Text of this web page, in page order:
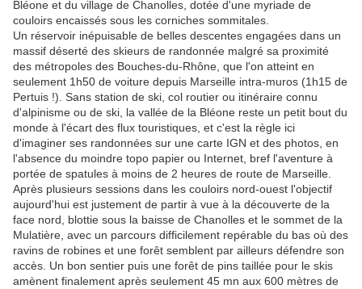
Bléone et du village de Chanolles, dotée d'une myriade de
couloirs encaissés sous les corniches sommitales.
Un réservoir inépuisable de belles descentes engagées dans un
massif déserté des skieurs de randonnée malgré sa proximité
des métropoles des Bouches-du-Rhône, que l'on atteint en
seulement 1h50 de voiture depuis Marseille intra-muros (1h15 de
Pertuis !). Sans station de ski, col routier ou itinéraire connu
d'alpinisme ou de ski, la vallée de la Bléone reste un petit bout du
monde à l'écart des flux touristiques, et c'est la règle ici
d'imaginer ses randonnées sur une carte IGN et des photos, en
l'absence du moindre topo papier ou Internet, bref l'aventure à
portée de spatules à moins de 2 heures de route de Marseille.
Après plusieurs sessions dans les couloirs nord-ouest l'objectif
aujourd'hui est justement de partir à vue à la découverte de la
face nord, blottie sous la baisse de Chanolles et le sommet de la
Mulatière, avec un parcours difficilement repérable du bas où des
ravins de robines et une forêt semblent par ailleurs défendre son
accès. Un bon sentier puis une forêt de pins taillée pour le skis
amènent finalement après seulement 45 mn aux 600 mètres de